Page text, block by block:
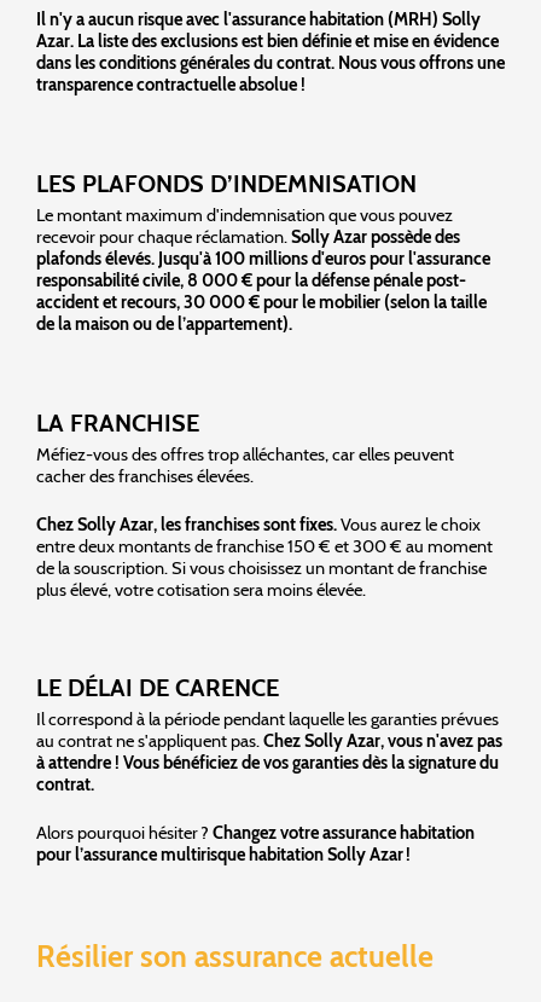
Il n'y a aucun risque avec l'assurance habitation (MRH) Solly
Azar. La liste des exclusions est bien définie et mise en évidence
dans les conditions générales du contrat. Nous vous offrons une
transparence contractuelle absolue !
LES PLAFONDS D’INDEMNISATION
Le montant maximum d'indemnisation que vous pouvez
recevoir pour chaque réclamation.Solly Azar possède des
plafonds élevés. Jusqu'à 100 millions d'euros pour l'assurance
responsabilité civile, 8 000 € pour la défense pénale post-
accident et recours, 30 000 € pour le mobilier (selon la taille
de la maison ou de l’appartement).
LA FRANCHISE
Méfiez-vous des offres trop alléchantes, car elles peuvent
cacher des franchises élevées.
Chez Solly Azar, les franchises sont fixes.Vous aurez le choix
entre deux montants de franchise 150 € et 300 € au moment
de la souscription. Si vous choisissez un montant de franchise
plus élevé, votre cotisation sera moins élevée.
LE DÉLAI DE CARENCE
Il correspond à la période pendant laquelle les garanties prévues
au contrat ne s'appliquent pas.Chez Solly Azar, vous n'avez pas
à attendre ! Vous bénéficiez de vos garanties dès la signature du
contrat.
Alors pourquoi hésiter ? Changez votre assurance habitation
pour l’assurance multirisque habitation Solly Azar !
Résilier son assurance actuelle